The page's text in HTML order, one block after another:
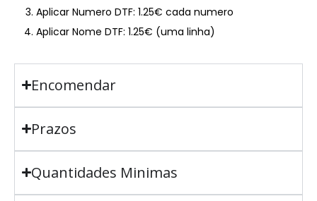
Aplicar Numero DTF: 1.25€ cada numero
Aplicar Nome DTF: 1.25€ (uma linha)
Encomendar
Prazos
Quantidades Minimas